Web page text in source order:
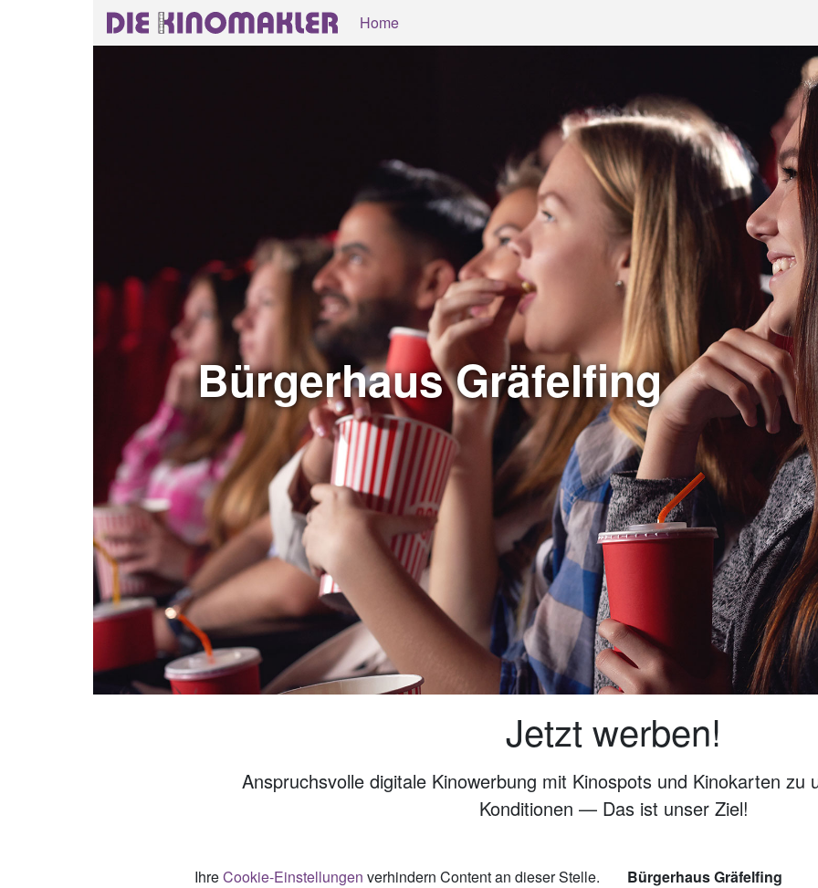
Home
Bürgerhaus Gräfelfing
Jetzt werben!
Anspruchsvolle digitale Kinowerbung mit Kinospots und Kinokarten zu
Konditionen — Das ist unser Ziel!
IhreCookie-Einstellungen verhindern Content an dieser Stelle. Bürgerhaus Gräfelfing